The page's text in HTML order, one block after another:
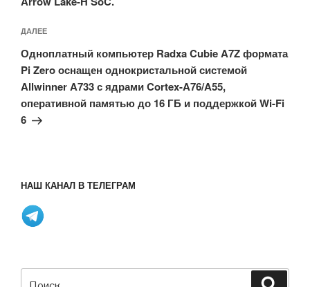
Следующая
запись
ДАЛЕЕ
Одноплатный компьютер Radxa Cubie A7Z формата
Pi Zero оснащен однокристальной системой
Allwinner A733 с ядрами Cortex-A76/A55,
оперативной памятью до 16 ГБ и поддержкой Wi-Fi
6
НАШ КАНАЛ В ТЕЛЕГРАМ